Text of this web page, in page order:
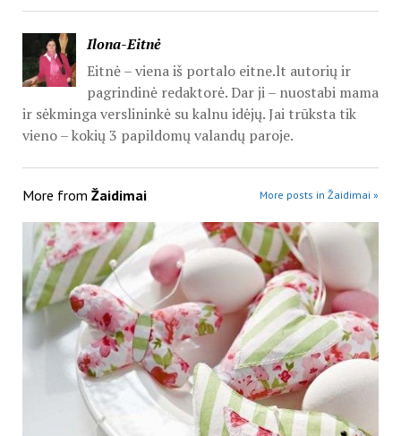
Ilona-Eitnė
Eitnė – viena iš portalo eitne.lt autorių ir
pagrindinė redaktorė. Dar ji – nuostabi mama
ir sėkminga verslininkė su kalnu idėjų. Jai trūksta tik
vieno – kokių 3 papildomų valandų paroje.
More from Žaidimai More posts in Žaidimai »